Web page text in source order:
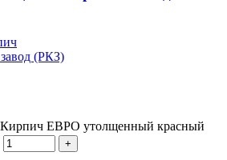
(РКЗ)
Кирпич ЕВРО утолщенный красный